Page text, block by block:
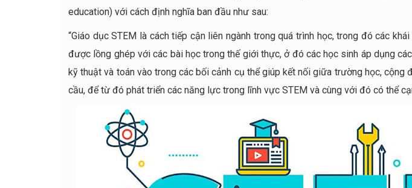
education) với cách định nghĩa ban đầu như sau:
“Giáo dục STEM là cách tiếp cận liên ngành trong quá trình học, trong đó các
được lồng ghép với các bài học trong thế giới thực, ở đó các học sinh áp dụng
kỹ thuật và toán vào trong các bối cảnh cụ thể giúp kết nối giữa trường học, cộng
cầu, để từ đó phát triển các năng lực trong lĩnh vực STEM và cùng với đó có thể